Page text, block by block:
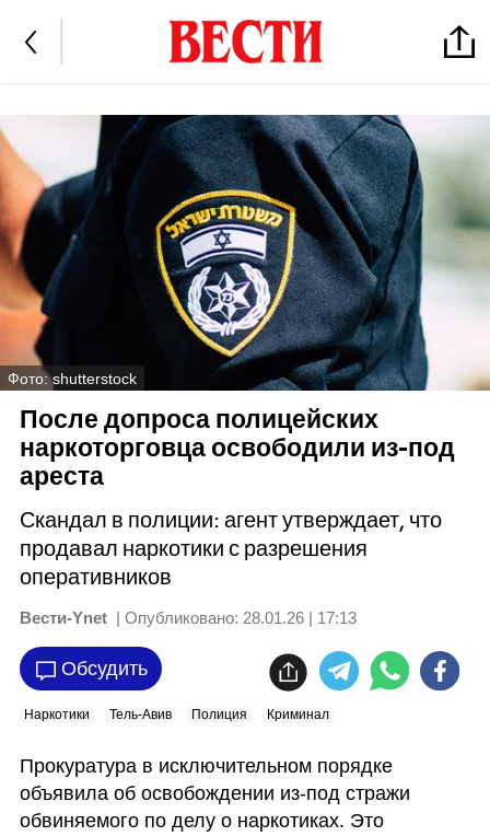
Фото: shutterstock
После допроса полицейских
наркоторговца освободили из-под
ареста
Скандал в полиции: агент утверждает, что
продавал наркотики с разрешения
оперативников
Вести-Ynet | Опубликовано: 28.01.26 | 17:13
Обсудить
Наркотики Тель-Авив Полиция Криминал
Прокуратура в исключительном порядке
объявила об освобождении из-под стражи
обвиняемого по делу о наркотиках. Это